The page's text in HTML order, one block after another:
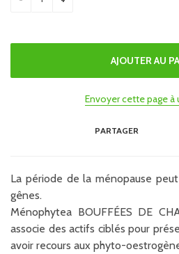
Envoyer cette page à
PARTAGER
La période de la ménopause
gênes.
Ménophytea BOUFFÉES DE
associe des actifs ciblés pour
avoir recours aux phyto-